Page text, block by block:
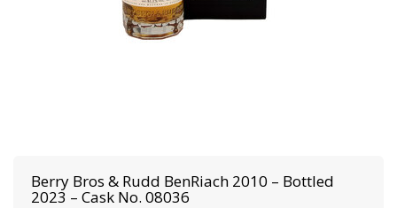
Berry Bros & Rudd BenRiach 2010 – Bottled
2023 – Cask No. 08036